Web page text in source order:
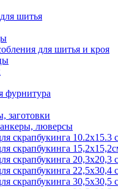
шитья
для шитья и кроя
фурнитура
заготовки
люверсы
скрапбукинга 10.2х15.3
скрапбукинга
скрапбукинга 20,3х20,3
скрапбукинга 22,5х30,4
скрапбукинга 30,5х30,5